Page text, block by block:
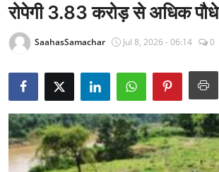
Epaper
धर्म
लाइफस्टाइल
रोपेगी 3.83 करोड़ से अधिक पौधे
SaahasSamachar Jul 8, 2026 - 06:14 0